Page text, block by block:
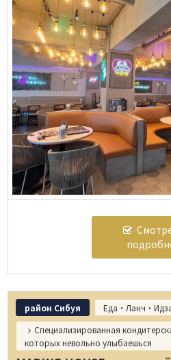
район Сибуя
Еда・Ланч・
Специализированная
которых невольно улыбаешься